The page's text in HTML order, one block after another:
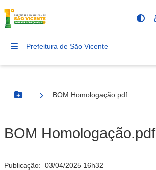
Prefeitura de São Vicente
Botão Menu
BOM Homologação.pdf
BOM Homologação.pdf
Publicação: 03/04/2025 16h32